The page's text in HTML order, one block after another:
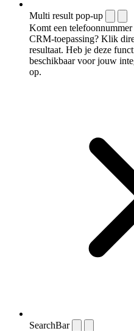
Multi result pop-up
Komt een
CRM-toepassing? Klik
resultaat. Heb je deze
beschikbaar voor jouw
op.
SearchBar